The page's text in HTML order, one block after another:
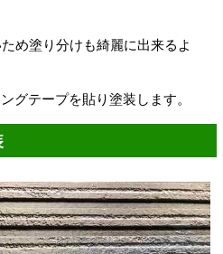
め塗り分けも綺麗に出来るよ
グテープを貼り塗装します。